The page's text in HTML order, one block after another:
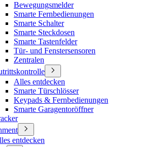
Bewegungsmelder
Smarte Fernbedienungen
Smarte Schalter
Smarte Steckdosen
Smarte Tastenfelder
Tür- und Fenstersensoren
Zentralen
Alles entdecken
Smarte Türschlösser
Keypads & Fernbedienungen
Smarte Garagentoröffner
entdecken